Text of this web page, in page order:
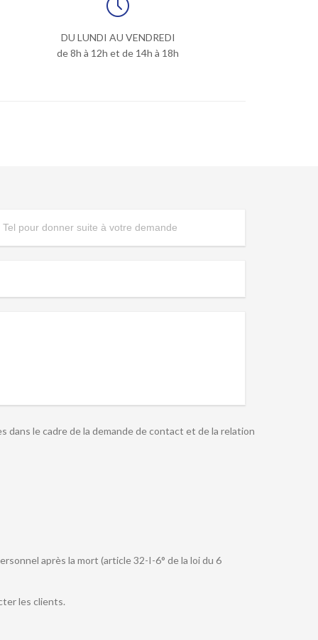

DU LUNDI AU VENDREDI
de 8h à 12h et de 14h à 18h
le cadre de la demande de contact et de la relation
après la mort (article 32-I-6° de la loi du 6
les clients.